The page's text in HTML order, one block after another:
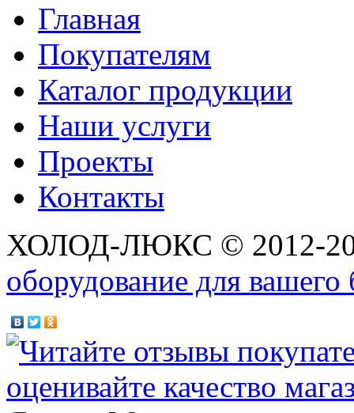
Главная
Покупателям
Каталог продукции
Наши услуги
Проекты
Контакты
ХОЛОД-ЛЮКС © 2012-
оборудование для вашего